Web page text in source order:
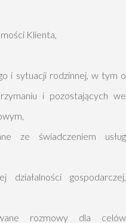
Klienta,
i sytuacji rodzinnej, w tym o
i pozostających we
ze świadczeniem usług
działalności gospodarczej,
rozmowy dla celów